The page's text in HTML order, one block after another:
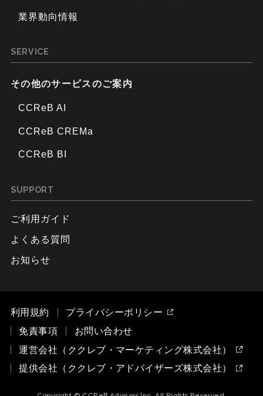
業界動向情報
SERVICE
その他のサービスのご案内
CCReB AI
CCReB CREMa
CCReB BI
SUPPORT
ご利用ガイド
よくある質問
お知らせ
利用規約
プライバシーポリシー
免責事項
お問い合わせ
運営会社（ククレブ・マーケティング株式会社）
提供会社（ククレブ・アドバイザーズ株式会社）